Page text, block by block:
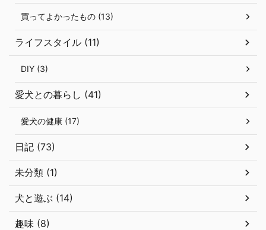
買ってよかったもの (13)
ライフスタイル (11)
DIY (3)
愛犬との暮らし (41)
愛犬の健康 (17)
日記 (73)
未分類 (1)
犬と遊ぶ (14)
趣味 (8)